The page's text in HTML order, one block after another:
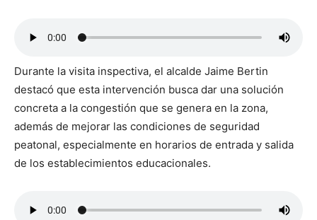
Durante la visita inspectiva, el alcalde Jaime Bertin
destacó que esta intervención busca dar una solución
concreta a la congestión que se genera en la zona,
además de mejorar las condiciones de seguridad
peatonal, especialmente en horarios de entrada y salida
de los establecimientos educacionales.